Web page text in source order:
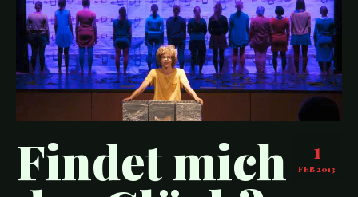
Kalender
Kontakt
1
FEB 2013
Findet mich